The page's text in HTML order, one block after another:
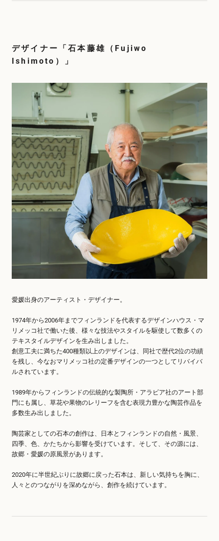
デザイナー「石本藤雄（Fujiwo
Ishimoto）」
愛媛出身のアーティスト・デザイナー。
1974年から2006年までフィンランドを代表するデザインハウス・マ
リメッコ社で働いた後、様々な技法やスタイルを駆使して数多くの
テキスタイルデザインを生み出しました。
創意工夫に満ちた400種類以上のデザインは、同社で歴代2位の功績
を残し、今なおマリメッコ社の定番デザインの一つとしてリバイバ
ルされています。
1989年からフィンランドの伝統的な製陶所・アラビア社のアート部
門にも属し、草花や果物のレリーフを含む表現力豊かな陶芸作品を
多数生み出しました。
陶芸家としての石本の創作は、日本とフィンランドの自然・風景、
四季、色、かたちから影響を受けています。そして、その源には、
故郷・愛媛の原風景があります。
2020年に半世紀ぶりに故郷に戻った石本は、新しい気持ちを胸に、
人々とのつながりを深めながら、創作を続けています。